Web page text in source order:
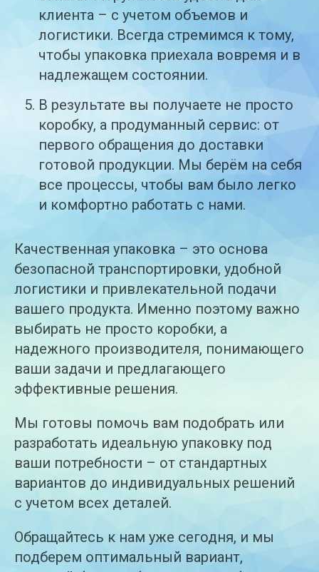
клиента – с учетом объемов и
логистики. Всегда стремимся к тому,
чтобы упаковка приехала вовремя и в
надлежащем состоянии.
В результате вы получаете не просто
коробку, а продуманный сервис: от
первого обращения до доставки
готовой продукции. Мы берём на себя
все процессы, чтобы вам было легко
и комфортно работать с нами.
Качественная упаковка – это основа
безопасной транспортировки, удобной
логистики и привлекательной подачи
вашего продукта. Именно поэтому важно
выбирать не просто коробки, а
надежного производителя, понимающего
ваши задачи и предлагающего
эффективные решения.
Мы готовы помочь вам подобрать или
разработать идеальную упаковку под
ваши потребности – от стандартных
вариантов до индивидуальных решений
с учетом всех деталей.
Обращайтесь к нам уже сегодня, и мы
подберем оптимальный вариант,